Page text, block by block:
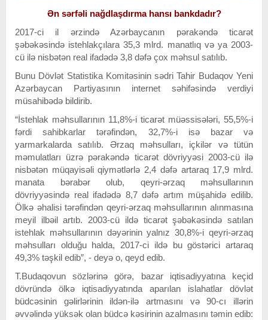
Ən sərfəli nağdlaşdırma hansı bankdadır?
2017-ci il ərzində Azərbaycanın pərakəndə ticarət
şəbəkəsində istehlakçılara 35,3 mlrd. manatlıq və ya 2003-
cü ilə nisbətən real ifadədə 3,8 dəfə çox məhsul satılıb.
Bunu Dövlət Statistika Komitəsinin sədri Tahir Budaqov Yeni
Azərbaycan Partiyasının internet səhifəsində verdiyi
müsahibədə bildirib.
“İstehlak məhsullarının 11,8%-i ticarət müəssisələri, 55,5%-i
fərdi sahibkarlar tərəfindən, 32,7%-i isə bazar və
yarmarkalarda satılıb. Ərzaq məhsulları, içkilər və tütün
məmulatları üzrə pərakəndə ticarət dövriyyəsi 2003-cü ilə
nisbətən müqayisəli qiymətlərlə 2,4 dəfə artaraq 17,9 mlrd.
manata bərabər olub, qeyri-ərzaq məhsullarının
dövriyyəsində real ifadədə 8,7 dəfə artım müşahidə edilib.
Ölkə əhalisi tərəfindən qeyri-ərzaq məhsullarının alınmasına
meyil ilbəil artıb. 2003-cü ildə ticarət şəbəkəsində satılan
istehlak məhsullarının dəyərinin yalnız 30,8%-i qeyri-ərzaq
məhsulları olduğu halda, 2017-ci ildə bu göstərici artaraq
49,3% təşkil edib”, - deyə o, qeyd edib.
T.Budaqovun sözlərinə görə, bazar iqtisadiyyatına keçid
dövründə ölkə iqtisadiyyatında aparılan islahatlar dövlət
büdcəsinin gəlirlərinin ildən-ilə artmasını və 90-cı illərin
əvvəlində yüksək olan büdcə kəsirinin azalmasını təmin edib: